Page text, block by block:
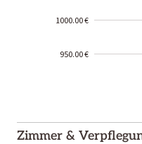
1000.00 €
950.00 €
01-02
Zimmer &